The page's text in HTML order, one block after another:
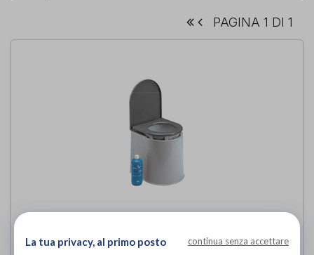
PAGINA 1 DI 1
di Wimed
La tua privacy, al primo posto continua senza accettare